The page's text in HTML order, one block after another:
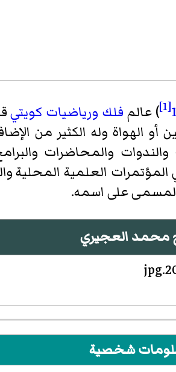
[1] ) عالم فلك ورياضيات كويتي
الهواة وله الكثير من
والمحاضرات
العلمية المحلية
على اسمه.
محمد العجيري
شخصية